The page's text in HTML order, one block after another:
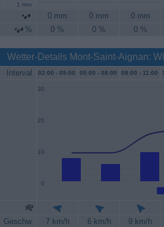
1 mm
0 mm 0 mm 0 mm
%
0 % 0 % 0 %
Wetter-Details Mont-Saint-Aignan:
Interval 02:00 - 05:00 05:00 - 08:00 08:00 - 11:00
0
10
20
30
Geschw. 7 km/h 6 km/h 9 km/h